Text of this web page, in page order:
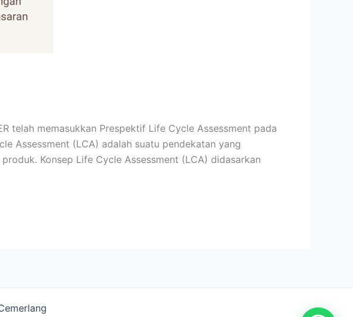
telah memasukkan Prespektif Life Cycle Assessment pada
Assessment (LCA) adalah suatu pendekatan yang
Konsep Life Cycle Assessment (LCA) didasarkan